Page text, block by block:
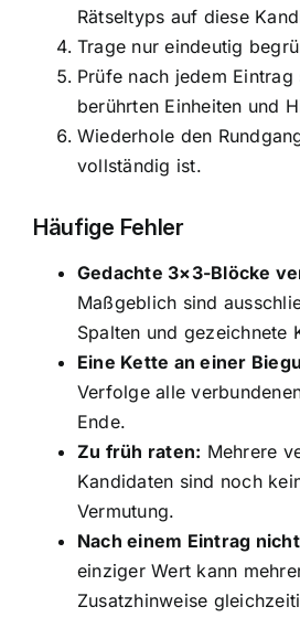
Rätseltyps auf diese
Trage nur eindeutig
Prüfe nach jedem Eintrag
berührten Einheiten und
Wiederhole den
vollständig ist.
Häufige Fehler
Gedachte 3×3-Blöcke
Maßgeblich sind
Spalten und gezeichnete
Eine Kette an einer
Verfolge alle
Ende.
Zu früh raten: Mehrere
Kandidaten sind noch
Vermutung.
Nach einem Eintrag
einziger Wert kann
Zusatzhinweise